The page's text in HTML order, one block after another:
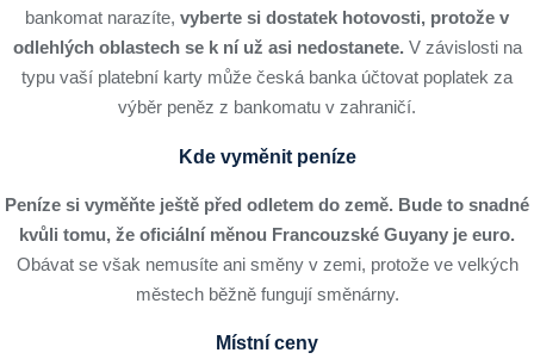
bankomat narazíte, vyberte si dostatek hotovosti, protože v
odlehlých oblastech se k ní už asi nedostanete. V závislosti na
typu vaší platební karty může česká banka účtovat poplatek za
výběr peněz z bankomatu v zahraničí.
Kde vyměnit peníze
Peníze si vyměňte ještě před odletem do země. Bude to snadné
kvůli tomu, že oficiální měnou Francouzské Guyany je euro.
Obávat se však nemusíte ani směny v zemi, protože ve velkých
městech běžně fungují směnárny.
Místní ceny